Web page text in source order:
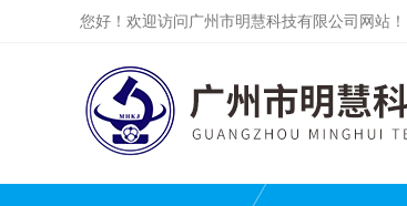
您好！欢迎访问广州市明慧科技有限公司网站！